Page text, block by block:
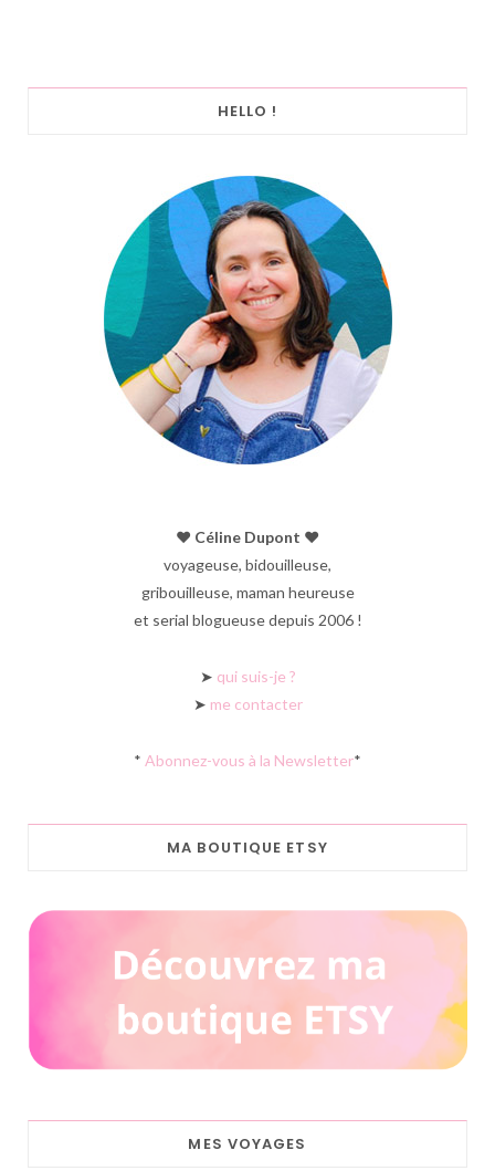
HELLO !
♥︎ Céline Dupont ♥︎
voyageuse, bidouilleuse,
gribouilleuse, maman heureuse
et serial blogueuse depuis 2006 !
➤ qui suis-je ?
➤ me contacter
* Abonnez-vous à la Newsletter*
MA BOUTIQUE ETSY
MES VOYAGES